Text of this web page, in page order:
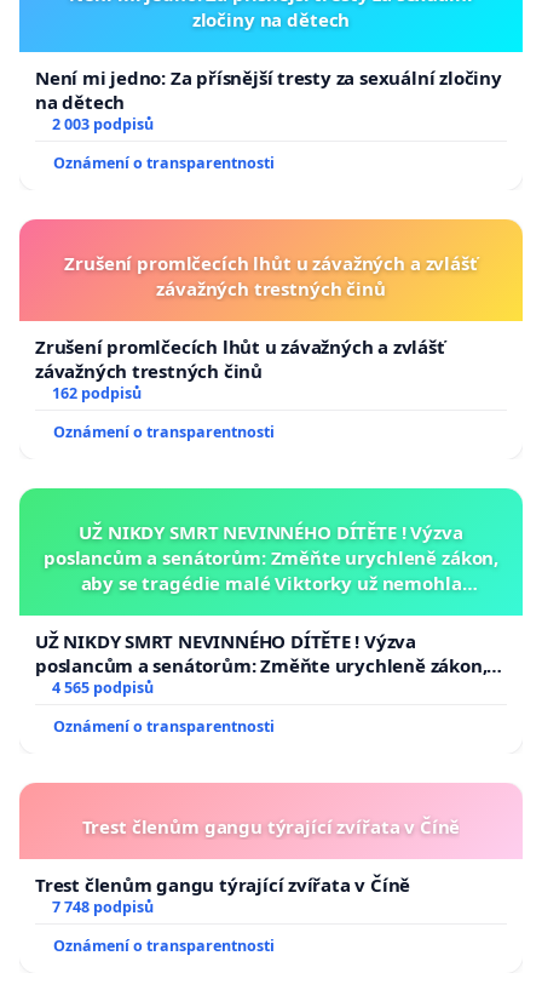
zločiny na dětech
Není mi jedno: Za přísnější tresty za sexuální zločiny
na dětech
2 003 podpisů
Oznámení o transparentnosti
Zrušení promlčecích lhůt u závažných a zvlášť
závažných trestných činů
Zrušení promlčecích lhůt u závažných a zvlášť
závažných trestných činů
162 podpisů
Oznámení o transparentnosti
UŽ NIKDY SMRT NEVINNÉHO DÍTĚTE ! Výzva
poslancům a senátorům: Změňte urychleně zákon,
aby se tragédie malé Viktorky už nemohla
UŽ NIKDY SMRT NEVINNÉHO DÍTĚTE ! Výzva
poslancům a senátorům: Změňte urychleně zákon,
aby se tragédie malé Viktorky už nemohla opakovat!
4 565 podpisů
Oznámení o transparentnosti
Trest členům gangu týrající zvířata v Číně
Trest členům gangu týrající zvířata v Číně
7 748 podpisů
Oznámení o transparentnosti